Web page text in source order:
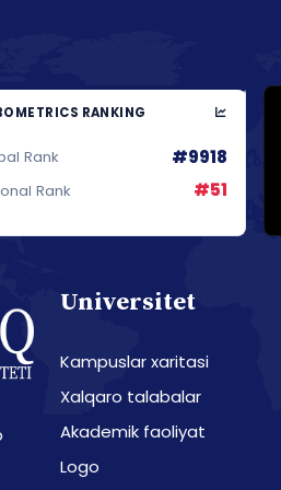
RANKING
Rank #9918
Rank #51
Universitet
Kampuslar xaritasi
Xalqaro talabalar
Akademik faoliyat
Logo